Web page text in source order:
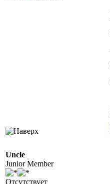
Uncle
Junior Member
Отсутствует